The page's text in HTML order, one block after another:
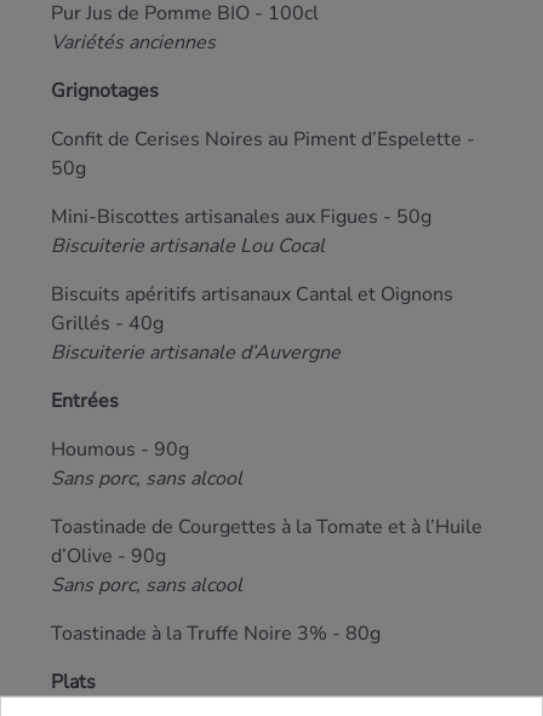
Pur Jus de Pomme BIO - 100cl
Variétés anciennes
Grignotages
Confit de Cerises Noires au Piment d’Espelette -
50g
Mini-Biscottes artisanales aux Figues - 50g
Biscuiterie artisanale Lou Cocal
Biscuits apéritifs artisanaux Cantal et Oignons
Grillés - 40g
Biscuiterie artisanale d’Auvergne
Entrées
Houmous - 90g
Sans porc, sans alcool
Toastinade de Courgettes à la Tomate et à l’Huile
d’Olive - 90g
Sans porc, sans alcool
Toastinade à la Truffe Noire 3% - 80g
Plats